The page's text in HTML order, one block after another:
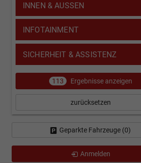
INNEN & AUSSEN
INFOTAINMENT
SICHERHEIT & ASSISTENZ
113 Ergebnisse anzeigen
zurücksetzen
Geparkte Fahrzeuge (0)
Anmelden